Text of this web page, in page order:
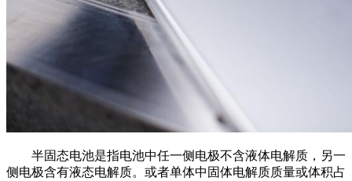
半固态电池是指电池中任一侧电极不含液体电解质，另一
侧电极含有液态电解质。或者单体中固体电解质质量或体积占